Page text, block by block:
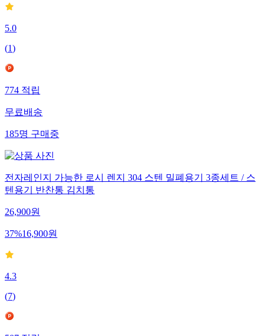
5.0
(1)
774적립
무료배송
185명구매중
전자레인지 가능한 로시 렌지 304 스텐 밀폐용기 3종세트 / 스
텐용기 반찬통 김치통
26,900원
37%16,900원
4.3
(7)